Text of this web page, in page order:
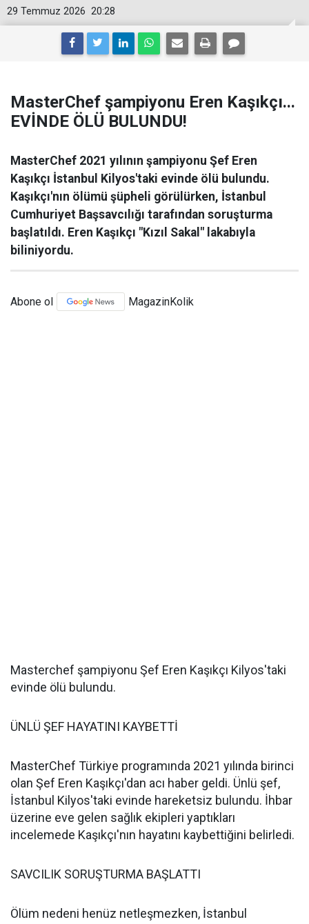
20:28
29 Temmuz 2026
MasterChef şampiyonu Eren Kaşıkçı...
EVİNDE ÖLÜ BULUNDU!
MasterChef 2021 yılının şampiyonu Şef Eren
Kaşıkçı İstanbul Kilyos'taki evinde ölü bulundu.
Kaşıkçı'nın ölümü şüpheli görülürken, İstanbul
Cumhuriyet Başsavcılığı tarafından soruşturma
başlatıldı. Eren Kaşıkçı "Kızıl Sakal" lakabıyla
biliniyordu.
Abone ol MagazinKolik
Masterchef şampiyonu Şef Eren Kaşıkçı Kilyos'taki
evinde ölü bulundu.
ÜNLÜ ŞEF HAYATINI KAYBETTİ
MasterChef Türkiye programında 2021 yılında birinci
olan Şef Eren Kaşıkçı'dan acı haber geldi. Ünlü şef,
İstanbul Kilyos'taki evinde hareketsiz bulundu. İhbar
üzerine eve gelen sağlık ekipleri yaptıkları
incelemede Kaşıkçı'nın hayatını kaybettiğini belirledi.
SAVCILIK SORUŞTURMA BAŞLATTI
Ölüm nedeni henüz netleşmezken, İstanbul